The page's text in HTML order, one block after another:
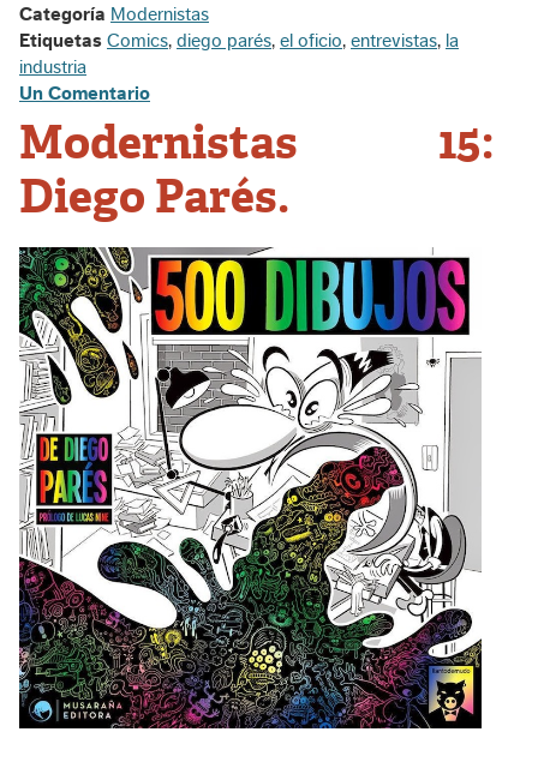
Categoría Modernistas
Etiquetas Comics, diego parés, el oficio, entrevistas, la
industria
Un Comentario
Modernistas 15:
Diego Parés.